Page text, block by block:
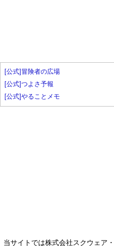
[公式]冒険者の広場
[公式]つよさ予報
[公式]やることメモ
当サイトでは株式会社スクウェア